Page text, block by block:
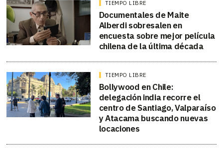
TIEMPO LIBRE
Documentales de Maite
Alberdi sobresalen en
encuesta sobre mejor película
chilena de la última década
TIEMPO LIBRE
Bollywood en Chile:
delegación india recorre el
centro de Santiago, Valparaíso
y Atacama buscando nuevas
locaciones